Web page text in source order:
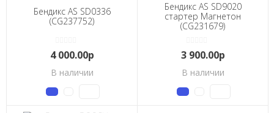
Бендикс AS SD0336
(CG237752)
4 000.00р
В наличии
Бендикс AS SD9020
стартер Магнетон
(CG231679)
3 900.00р
В наличии